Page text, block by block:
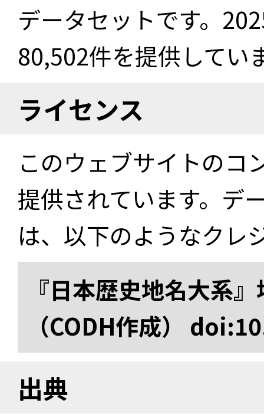
データセットです。
80,502件を提供してい
ライセンス
このウェブサイトのコ
提供されています。デ
は、以下のようなクレ
『日本歴史地名大系
（CODH作成）
出典